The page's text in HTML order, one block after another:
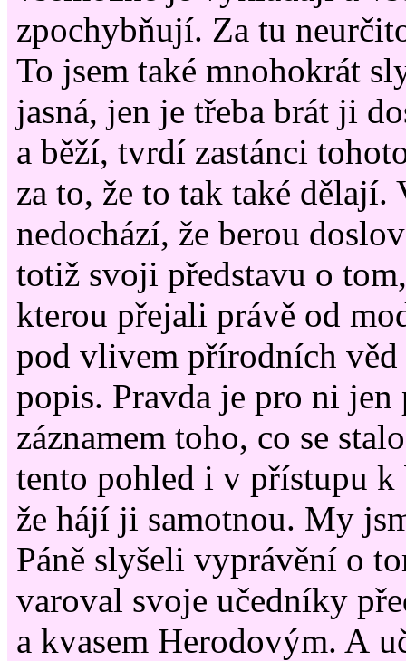
zpochybňují. Za tu
To jsem také mnohokrát
jasná, jen je třeba brát ji
a běží, tvrdí zastánci
za to, že to tak také
nedochází, že berou
totiž svoji představu o
kterou přejali právě od
pod vlivem přírodních věd
popis. Pravda je pro ni jen
záznamem toho, co se
tento pohled i v přístupu
že hájí ji samotnou. My
Páně slyšeli vyprávění o
varoval svoje učedníky
a kvasem Herodovým. A